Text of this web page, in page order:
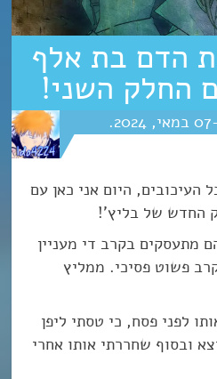
הדם בת אלף
החלק השני!
07 מאי 2024
העיכובים, היום אני כאן עם
החדש של בליץ’!
מתעסקים בקרב די מעניין
פשוט פסיכי. ממליץ
לפני פסח, כי טסתי ליפן
ובסוף שחררתי אותו אחרי